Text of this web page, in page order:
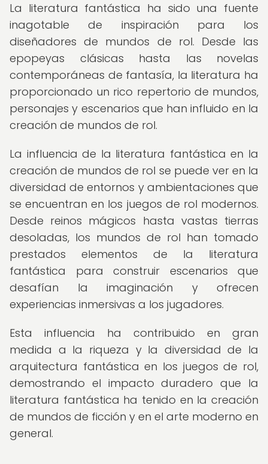
La literatura fantástica ha sido una fuente
inagotable de inspiración para los
diseñadores de mundos de rol. Desde las
epopeyas clásicas hasta las novelas
contemporáneas de fantasía, la literatura ha
proporcionado un rico repertorio de mundos,
personajes y escenarios que han influido en la
creación de mundos de rol.
La influencia de la literatura fantástica en la
creación de mundos de rol se puede ver en la
diversidad de entornos y ambientaciones que
se encuentran en los juegos de rol modernos.
Desde reinos mágicos hasta vastas tierras
desoladas, los mundos de rol han tomado
prestados elementos de la literatura
fantástica para construir escenarios que
desafían la imaginación y ofrecen
experiencias inmersivas a los jugadores.
Esta influencia ha contribuido en gran
medida a la riqueza y la diversidad de la
arquitectura fantástica en los juegos de rol,
demostrando el impacto duradero que la
literatura fantástica ha tenido en la creación
de mundos de ficción y en el arte moderno en
general.